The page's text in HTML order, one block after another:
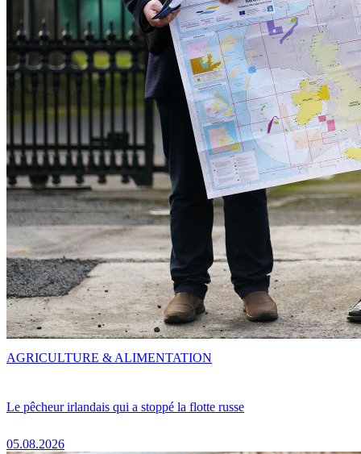
Le pêcheur irlandais qui a stoppé la flotte russe
05.08.2026
AGRICULTURE & ALIMENTATION